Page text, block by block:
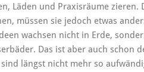
Läden und Praxisräume zieren.
müssen sie jedoch etwas
wachsen nicht in Erde,
Das ist aber auch schon
längst nicht mehr so